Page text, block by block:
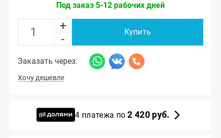
Под заказ 5-12 рабочих дней
+
-
Купить
Заказать через:
Хочу дешевле
4 платежа по2 420 руб.